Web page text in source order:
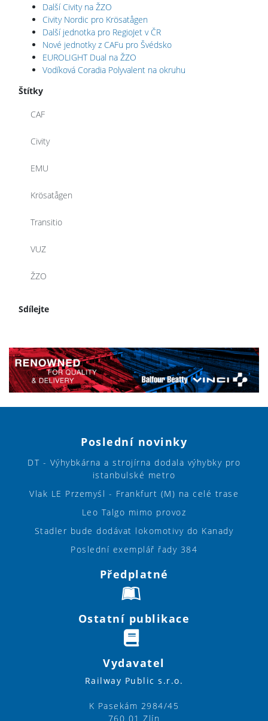
Další Civity na ŽZO
Civity Nordic pro Krösatågen
Další jednotka pro RegioJet v ČR
Nové jednotky z CAFu pro Švédsko
EUROLIGHT Dual na ŽZO
Vodíková Coradia Polyvalent na okruhu
Štítky
CAF
Civity
EMU
Krösatågen
Transitio
VUZ
ŽZO
Sdílejte
Poslední novinky
DT - Výhybkárna a strojírna dodala výhybky pro
istanbulské metro
Vlak LE Przemyśl - Frankfurt (M) na celé trase
Leo Talgo mimo provoz
Stadler bude dodávat lokomotivy do Kanady
Poslední exemplář řady 384
Předplatné
Ostatní publikace
Vydavatel
Railway Public s.r.o.
K Pasekám 2984/45
760 01 Zlín